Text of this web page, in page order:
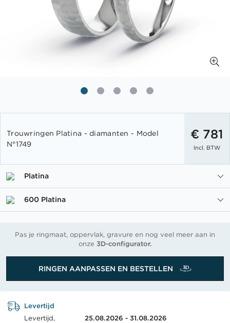
het
begin
de
afbeeldingen-
Trouwringen Platina - diamanten - Model
N°1749
€ 781
Incl. BTW
Platina
600 Platina
Pas je ringmaat, oppervlak, gravure en nog veel meer aan in
onze 3D-configurator.
RINGEN AANPASSEN EN BESTELLEN
Levertijd
Levertijd,
25.08.2026 - 31.08.2026